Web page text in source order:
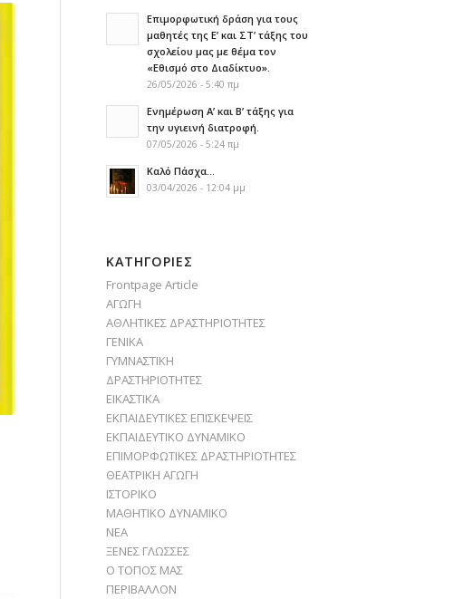
Επιμορφωτική δράση για τους
μαθητές της Ε’ και ΣΤ’ τάξης του
σχολείου μας με θέμα τον
«Εθισμό στο Διαδίκτυο».
26/05/2026 - 5:40 πμ
Ενημέρωση Α’ και Β’ τάξης για
την υγιεινή διατροφή.
07/05/2026 - 5:24 πμ
Καλό Πάσχα…
03/04/2026 - 12:04 μμ
KΑΤΗΓΟΡΊΕΣ
Frontpage Article
ΑΓΩΓΗ
ΑΘΛΗΤΙΚΕΣ ΔΡΑΣΤΗΡΙΟΤΗΤΕΣ
ΓΕΝΙΚΑ
ΓΥΜΝΑΣΤΙΚΗ
ΔΡΑΣΤΗΡΙΟΤΗΤΕΣ
ΕΙΚΑΣΤΙΚΑ
ΕΚΠΑΙΔΕΥΤΙΚΕΣ ΕΠΙΣΚΕΨΕΙΣ
ΕΚΠΑΙΔΕΥΤΙΚΟ ΔΥΝΑΜΙΚΟ
ΕΠΙΜΟΡΦΩΤΙΚΕΣ ΔΡΑΣΤΗΡΙΟΤΗΤΕΣ
ΘΕΑΤΡΙΚΗ ΑΓΩΓΗ
ΙΣΤΟΡΙΚΟ
ΜΑΘΗΤΙΚΟ ΔΥΝΑΜΙΚΟ
ΝΕΑ
ΞΕΝΕΣ ΓΛΩΣΣΕΣ
Ο ΤΟΠΟΣ ΜΑΣ
ΠΕΡΙΒΑΛΛΟΝ